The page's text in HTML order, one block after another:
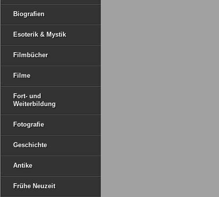
Biografien
Esoterik & Mystik
Filmbücher
Filme
Fort- und
Weiterbildung
Fotografie
Geschichte
Antike
Frühe Neuzeit